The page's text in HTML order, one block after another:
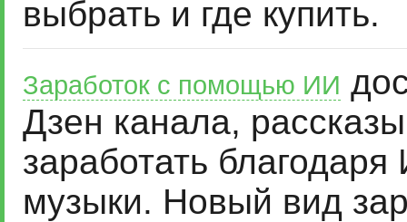
выбрать и где купить.
Заработок с помощью ИИ
Дзен канала,
заработать
музыки. Новый вид